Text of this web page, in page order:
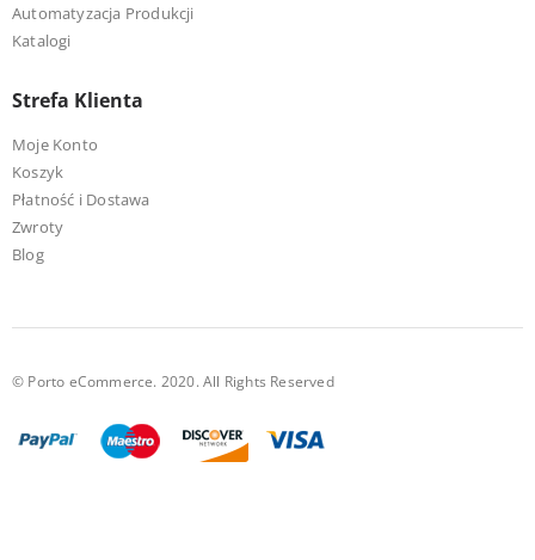
Automatyzacja Produkcji
Katalogi
Strefa Klienta
Moje Konto
Koszyk
Płatność i Dostawa
Zwroty
Blog
© Porto eCommerce. 2020. All Rights Reserved